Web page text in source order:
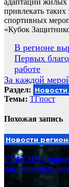
адаптации жилых
привлекать
спортивных
«Кубок
Навигация
по
записям
В регионе
Первых
работе
За каждой
Раздел:
Темы: ТГпост
Похожая запись
Новости
ГУФСИН
заключенных